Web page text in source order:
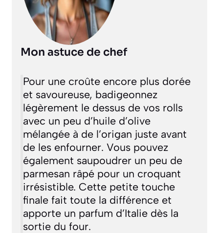
Mon astuce de chef
Pour une croûte encore plus dorée
et savoureuse, badigeonnez
légèrement le dessus de vos rolls
avec un peu d’huile d’olive
mélangée à de l’origan juste avant
de les enfourner. Vous pouvez
également saupoudrer un peu de
parmesan râpé pour un croquant
irrésistible. Cette petite touche
finale fait toute la différence et
apporte un parfum d’Italie dès la
sortie du four.